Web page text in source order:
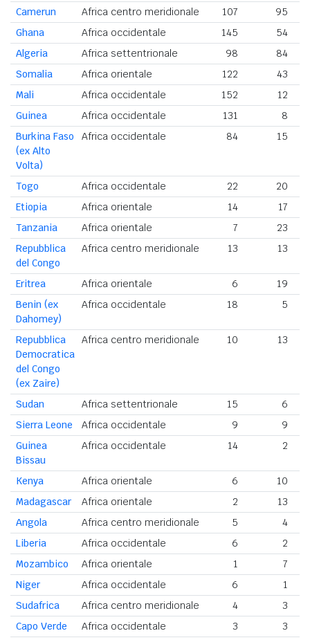
Camerun
Africa centro meridionale 107 95
Ghana
Africa occidentale 145 54
Algeria
Africa settentrionale 98 84
Somalia
Africa orientale 122 43
Mali
Africa occidentale 152 12
Guinea
Africa occidentale 131 8
Burkina Faso
(ex Alto
Volta)
Africa occidentale 84 15
Togo Africa occidentale 22
20
Etiopia
Africa orientale 14
17
Tanzania
Africa orientale 7
23
Repubblica
del Congo
Africa centro meridionale 13 13
Eritrea Africa orientale 6
19
Benin (ex
Dahomey)
Africa occidentale 18 5
Repubblica
Democratica
del Congo
(ex Zaire)
Africa centro meridionale 10 13
Sudan Africa settentrionale 15
6
Sierra Leone
Africa occidentale 9
9
Guinea
Bissau
Africa occidentale 14 2
Kenya Africa orientale 6
10
Madagascar
Africa orientale 2
13
Angola
Africa centro meridionale 5
4
Liberia
Africa occidentale 6
2
Mozambico
Africa orientale 1
7
Niger
Africa occidentale 6
1
Sudafrica
Africa centro meridionale 4
3
Capo Verde
Africa occidentale 3
3